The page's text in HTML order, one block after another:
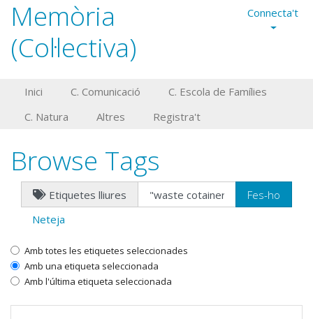
Memòria
(Col·lectiva)
Connecta't
Inici C. Comunicació
C. Escola de Famílies
C. Natura
Altres Registra't
Browse Tags
Etiquetes lliures
Neteja
Amb totes les etiquetes seleccionades
Amb una etiqueta seleccionada
Amb l'última etiqueta seleccionada